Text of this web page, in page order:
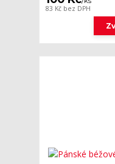
83 Kč bez DPH